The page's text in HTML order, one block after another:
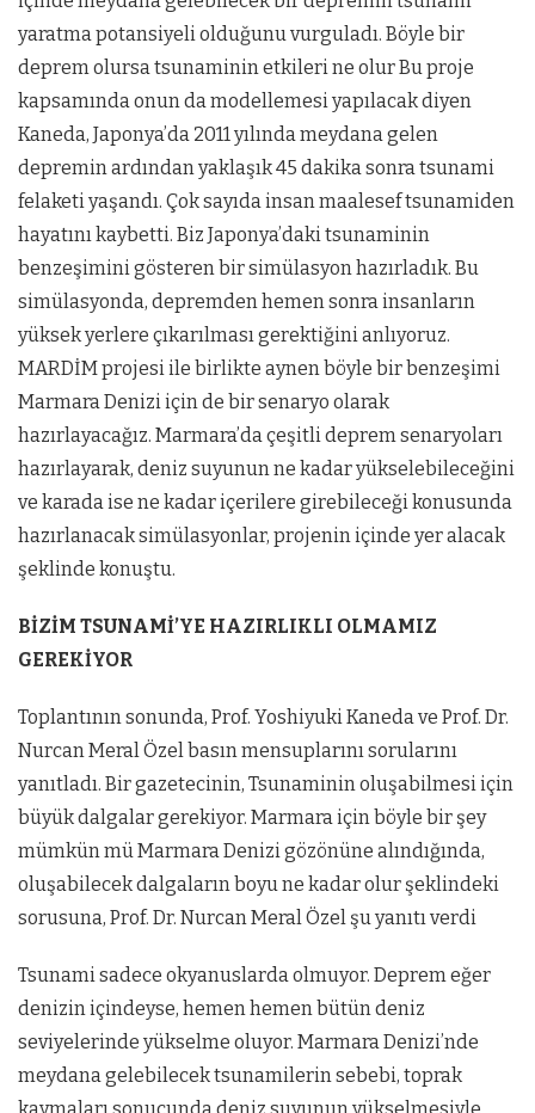
yaratma potansiyeli olduğunu vurguladı. Böyle bir
deprem olursa tsunaminin etkileri ne olur Bu proje
kapsamında onun da modellemesi yapılacak diyen
Kaneda, Japonya’da 2011 yılında meydana gelen
depremin ardından yaklaşık 45 dakika sonra tsunami
felaketi yaşandı. Çok sayıda insan maalesef tsunamiden
hayatını kaybetti. Biz Japonya’daki tsunaminin
benzeşimini gösteren bir simülasyon hazırladık. Bu
simülasyonda, depremden hemen sonra insanların
yüksek yerlere çıkarılması gerektiğini anlıyoruz.
MARDİM projesi ile birlikte aynen böyle bir benzeşimi
Marmara Denizi için de bir senaryo olarak
hazırlayacağız. Marmara’da çeşitli deprem senaryoları
hazırlayarak, deniz suyunun ne kadar yükselebileceğini
ve karada ise ne kadar içerilere girebileceği konusunda
hazırlanacak simülasyonlar, projenin içinde yer alacak
şeklinde konuştu.
BİZİM TSUNAMİ’YE HAZIRLIKLI OLMAMIZ
GEREKİYOR
Toplantının sonunda, Prof. Yoshiyuki Kaneda ve Prof. Dr.
Nurcan Meral Özel basın mensuplarını sorularını
yanıtladı. Bir gazetecinin, Tsunaminin oluşabilmesi için
büyük dalgalar gerekiyor. Marmara için böyle bir şey
mümkün mü Marmara Denizi gözönüne alındığında,
oluşabilecek dalgaların boyu ne kadar olur şeklindeki
sorusuna, Prof. Dr. Nurcan Meral Özel şu yanıtı verdi
Tsunami sadece okyanuslarda olmuyor. Deprem eğer
denizin içindeyse, hemen hemen bütün deniz
seviyelerinde yükselme oluyor. Marmara Denizi’nde
meydana gelebilecek tsunamilerin sebebi, toprak